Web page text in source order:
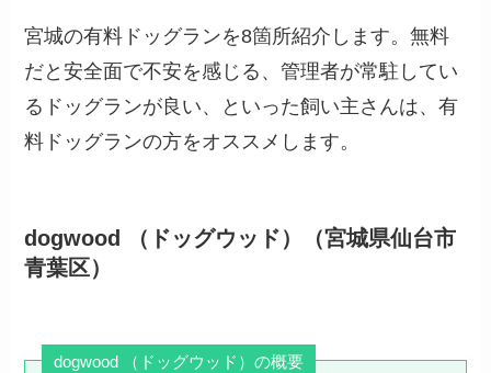
宮城の有料ドッグランを8箇所紹介します。無料
だと安全面で不安を感じる、管理者が常駐してい
るドッグランが良い、といった飼い主さんは、有
料ドッグランの方をオススメします。
dogwood （ドッグウッド）（宮城県仙台市
青葉区）
dogwood （ドッグウッド）の概要